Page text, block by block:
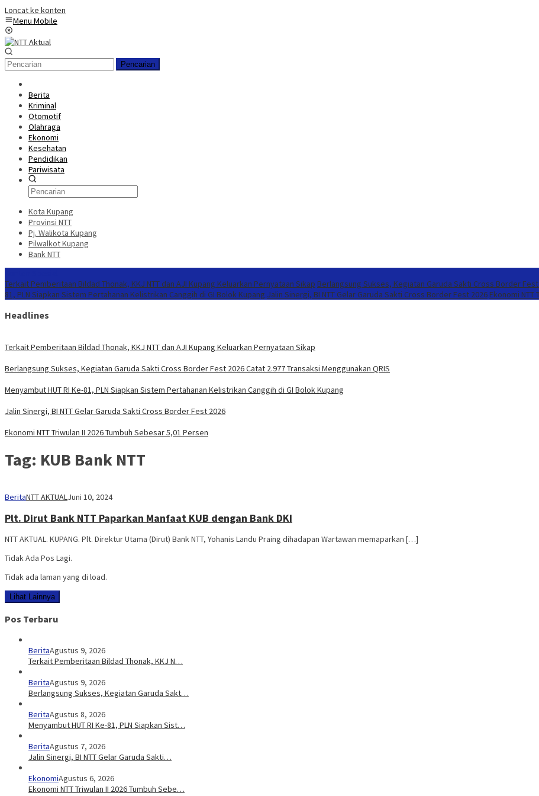
Loncat ke konten
Menu Mobile
Pencarian
Berita
Kriminal
Otomotif
Olahraga
Ekonomi
Kesehatan
Pendidikan
Pariwisata
Kota Kupang
Provinsi NTT
Pj. Walikota Kupang
Pilwalkot Kupang
Bank NTT
Terkait Pemberitaan Bildad Thonak, KKJ NTT dan AJI Kupang Keluarkan Pernyataan Sikap Berlangsung Sukses, Kegiatan Garuda Sakti Cross Border
81, PLN Siapkan Sistem Pertahanan Kelistrikan Canggih di GI Bolok Kupang Jalin Sinergi, BI NTT Gelar Garuda Sakti Cross Border Fest 2026 Ekonomi NTT
Headlines
Terkait Pemberitaan Bildad Thonak, KKJ NTT dan AJI Kupang Keluarkan Pernyataan Sikap
Berlangsung Sukses, Kegiatan Garuda Sakti Cross Border Fest 2026 Catat 2.977 Transaksi Menggunakan QRIS
Menyambut HUT RI Ke-81, PLN Siapkan Sistem Pertahanan Kelistrikan Canggih di GI Bolok Kupang
Jalin Sinergi, BI NTT Gelar Garuda Sakti Cross Border Fest 2026
Ekonomi NTT Triwulan II 2026 Tumbuh Sebesar 5,01 Persen
Tag: KUB Bank NTT
BeritaNTT AKTUALJuni 10, 2024
Plt. Dirut Bank NTT Paparkan Manfaat KUB dengan Bank DKI
NTT AKTUAL. KUPANG. Plt. Direktur Utama (Dirut) Bank NTT, Yohanis Landu Praing dihadapan Wartawan memaparkan […]
Tidak Ada Pos Lagi.
Tidak ada laman yang di load.
Lihat Lainnya
Pos Terbaru
BeritaAgustus 9, 2026
Terkait Pemberitaan Bildad Thonak, KKJ N…
BeritaAgustus 9, 2026
Berlangsung Sukses, Kegiatan Garuda Sakt…
BeritaAgustus 8, 2026
Menyambut HUT RI Ke-81, PLN Siapkan Sist…
BeritaAgustus 7, 2026
Jalin Sinergi, BI NTT Gelar Garuda Sakti…
EkonomiAgustus 6, 2026
Ekonomi NTT Triwulan II 2026 Tumbuh Sebe…